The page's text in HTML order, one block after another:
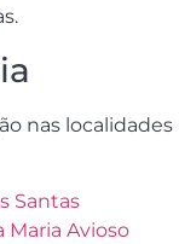
nas localidades
Santas
Maria Avioso